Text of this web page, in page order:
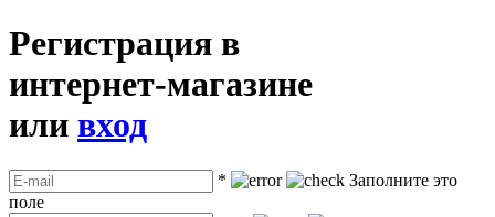
Регистрация в
интернет-магазине
или вход
*
Заполните это
поле